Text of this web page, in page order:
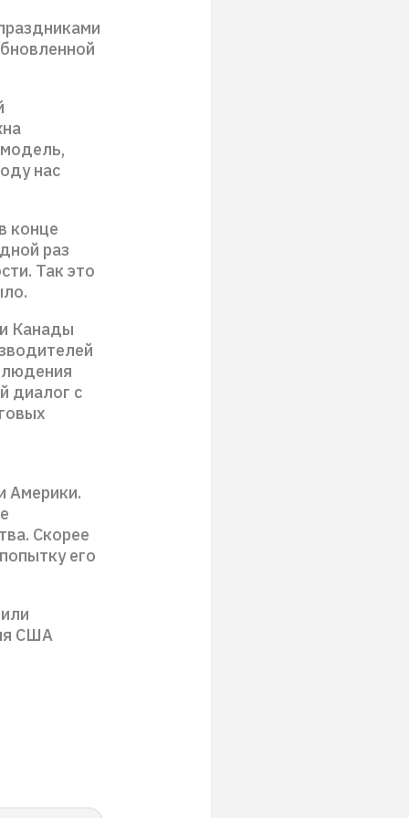
нас
конце
раз
Так это
Канады
диалог с
Америки.
Скорее
его
США